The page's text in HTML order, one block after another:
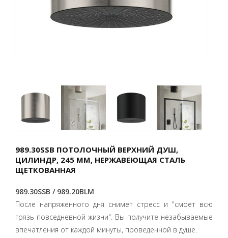
989.30SSB ПОТОЛОЧНЫЙ ВЕРХНИЙ ДУШ,
ЦИЛИНДР, 245 ММ, НЕРЖАВЕЮЩАЯ СТАЛЬ
ЩЕТКОВАННАЯ
989.30SSB / 989.20BLM
После напряженного дня снимет стресс и "смоет всю
грязь повседневной жизни". Вы получите незабываемые
впечатления от каждой минуты, проведенной в душе.